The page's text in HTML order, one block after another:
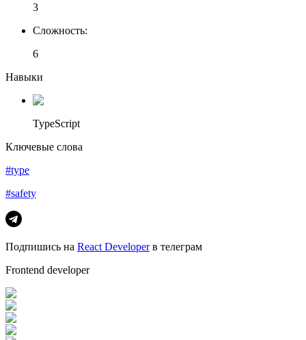
3
Сложность:
6
Навыки
TypeScript
Ключевые слова
#type
#safety
Подпишись на React Developerв телеграм
Frontend developer